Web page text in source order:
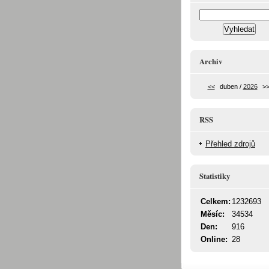
Archiv
<< duben / 2026 >>
RSS
Přehled zdrojů
Statistiky
Online: 28
Celkem: 1232693
Měsíc:
34534
Den:
916